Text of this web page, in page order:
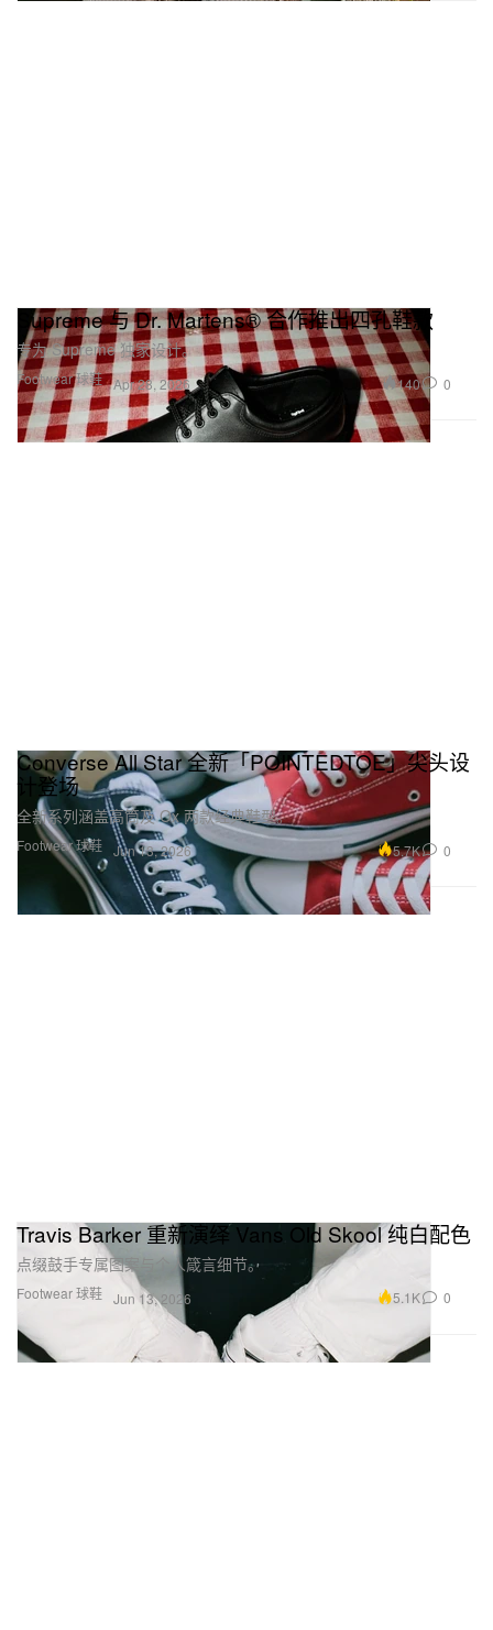
Footwear 球鞋
Supreme 与 Dr. Martens® 合作推出四孔鞋款
专为 Supreme 独家设计。
Apr 28, 2026 140 0
Footwear 球鞋
Converse All Star 全新「POINTEDTOE」尖头设
计登场
全新系列涵盖高筒及 Ox 两款经典鞋型。
Jun 13, 2026 5.7K 0
Footwear 球鞋
Travis Barker 重新演绎 Vans Old Skool 纯白配色
点缀鼓手专属图案与个人箴言细节。
Jun 13, 2026 5.1K 0